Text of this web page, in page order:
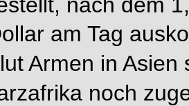
am Tag
Armen in
noch